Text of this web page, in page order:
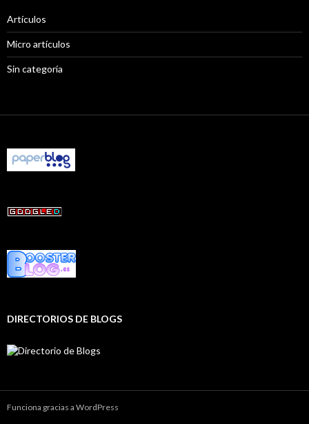
Artículos
Micro artículos
Sin categoría
DIRECTORIOS DE BLOGS
Funciona gracias a WordPress